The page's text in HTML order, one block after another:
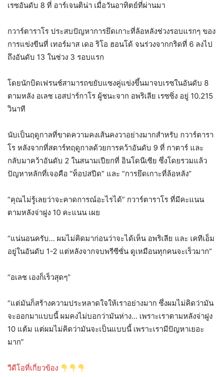
เรซอันดับ 8 ที่ อาร์เจนติน่า เมื่อวันอาทิตย์ที่ผ่านมา
กวาร์ตาราโร ประสบปัญหาการยึดเกาะที่ล้อหลังช่วงรอบแรกๆ ของ
การแข่งขีนที่ เทอร์มาส เดอ ริโอ ฮอนโด้ จนร่วงจากกริดที่ 6 ลงไป
ถึงอันดับ 13 ในช่วง 3 รอบแรก
โดยนักบิดเฟรนช์สามารถขยับแซงคู่แข่งขึ้นมาจบเรซในอันดับ 8
ตามหลัง อเลช เอสปาร์กาโร ผู้ชนะจาก อพริเลีย เรซซิ่ง อยู่ 10.215
วินาที
นับเป็นฤดูกาลที่ขาดความคงเส้นคงวาอย่างมากสำหรับ กวาร์ตารา
โร หลังจากที่สตาร์ทฤดูกาลด้วยการคว้าอันดับ 9 ที่ กาตาร์ และ
กลับมาคว้าอันดับ 2 ในสนามเปียกที่ อินโดนีเซีย ซึ่งโดยรวมแล้ว
ปัญหาหลักที่เจอคือ “ท็อปสปีด” และ “การยึดเกาะที่ล้อหลัง”
“คุณไม่รู้เลยว่าจะคาดการณ์อะไรได้” กวาร์ตาราโร ที่มีคะแนน
ตามหลังจ่าฝูง 10 คะแนน เผย
“แน่นอนครับ… ผมไม่คิดมาก่อนว่าจะได้เห็น อพริเลีย และ เคทีเอ็ม
อยู่ในอันดับ 1-2 แต่หลังจากจบพรีซีซั่น ดูเหมือนทุกคนจะเร็วมาก”
“อเลช เองก็เร็วสุดๆ”
“แต่มันก็สร้างความประหลาดใจให้เราอย่างมาก ซึ่งผมไม่คิดว่ามัน
จะออกมาแบบนี้ ผมคงไม่บอกว่ามันห่าง… เพราะเราตามหลังจ่าฝูง
10 แต้ม แต่ผมไม่คิดว่ามันจะเป็นแบบนี้ เพราะเรามีปัญหาเยอะ
มาก”
วีดีโอที่เกี่ยวข้อง